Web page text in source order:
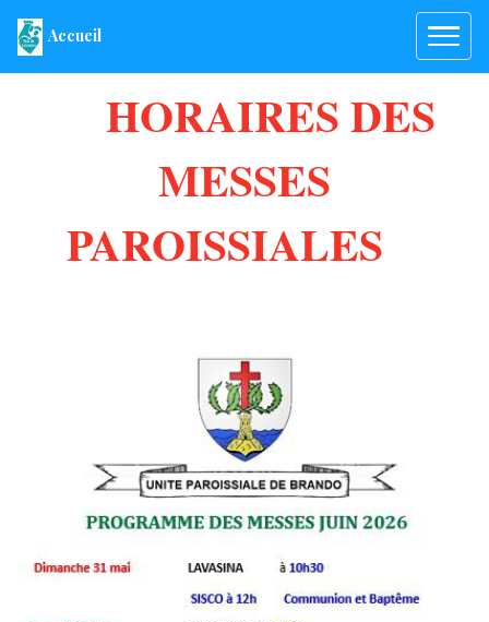
Accueil
HORAIRES DES
MESSES
PAROISSIALES